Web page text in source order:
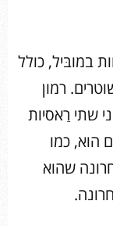
במובּיל, כולל
רמון
שתי רַאסיות
הוא, כמו
שהוא